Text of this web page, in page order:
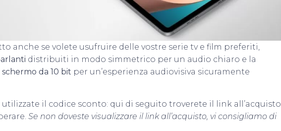
anche se volete usufruire delle vostre serie tv e film preferiti,
distribuiti in modo simmetrico per un audio chiaro e la
schermo da 10 bit per un’esperienza audiovisiva sicuramente
il codice sconto: qui di seguito troverete il link all’acquisto
Se non doveste visualizzare il link all’acquisto, vi consigliamo di